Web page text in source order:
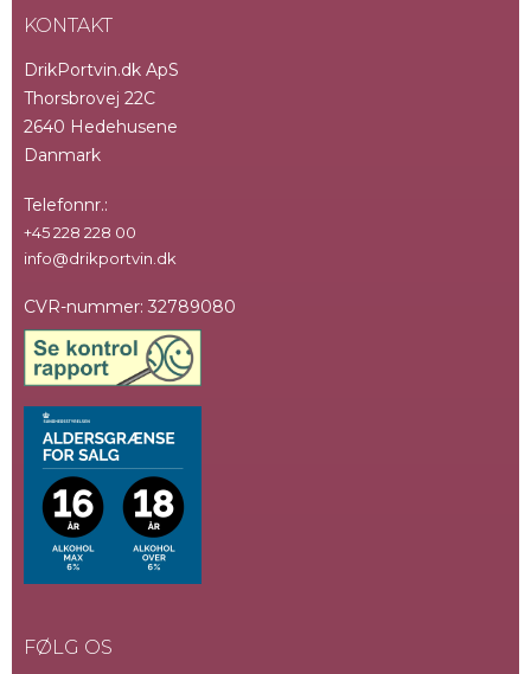
KONTAKT
DrikPortvin.dk ApS
Thorsbrovej 22C
2640 Hedehusene
Danmark
Telefonnr.:
+45 228 228 00
info@drikportvin.dk
CVR-nummer: 32789080
FØLG OS